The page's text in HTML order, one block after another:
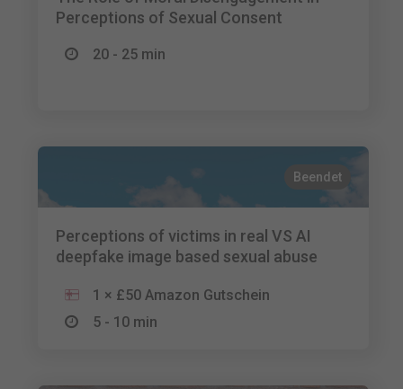
Perceptions of Sexual Consent
20 - 25 min
Beendet
Perceptions of victims in real VS AI
deepfake image based sexual abuse
1 × £50 Amazon Gutschein
5 - 10 min